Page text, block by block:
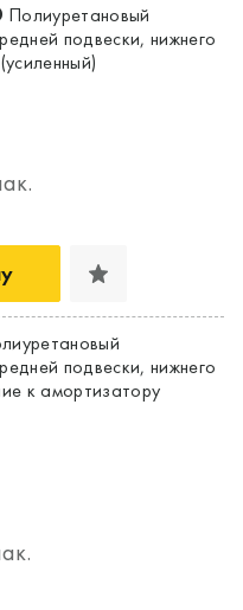
Полиуретановый
подвески, нижнего
подвески, нижнего
к амортизатору